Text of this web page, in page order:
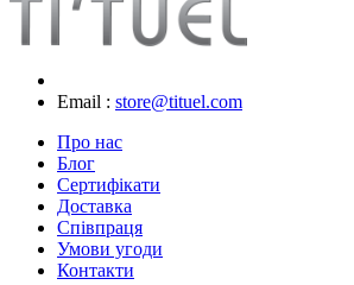
Email : store@tituel.com
Про нас
Блог
Сертифікати
Доставка
Співпраця
Умови угоди
Контакти